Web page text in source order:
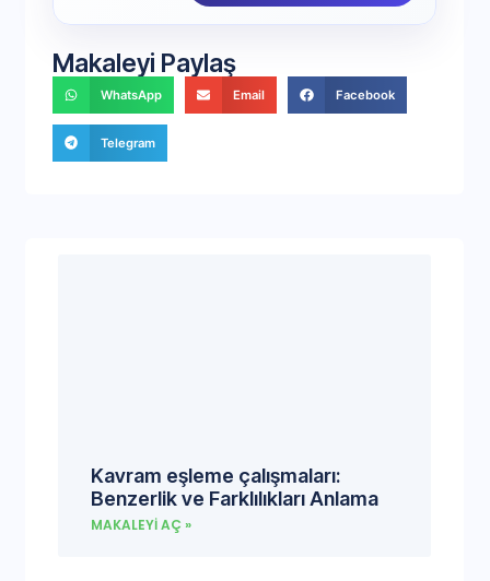
Makaleyi Paylaş
WhatsApp Email Facebook
Telegram
Kavram eşleme çalışmaları:
Benzerlik ve Farklılıkları Anlama
MAKALEYI AÇ »